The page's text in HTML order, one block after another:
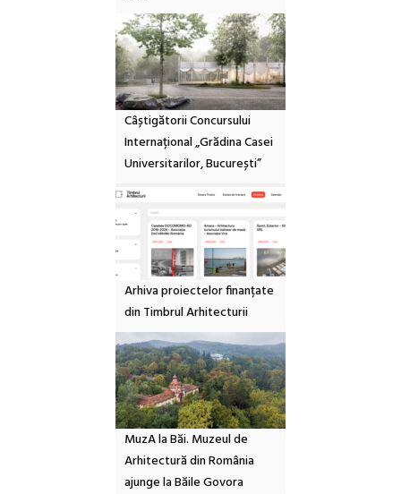
Câștigătorii Concursului
Internațional „Grădina Casei
Universitarilor, București”
Arhiva proiectelor finanțate
din Timbrul Arhitecturii
MuzA la Băi. Muzeul de
Arhitectură din România
ajunge la Băile Govora